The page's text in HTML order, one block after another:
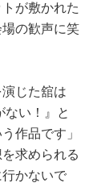
が敷かれた
の歓声に笑
じた舘は
ない！』と
作品です」
求められる
かないで